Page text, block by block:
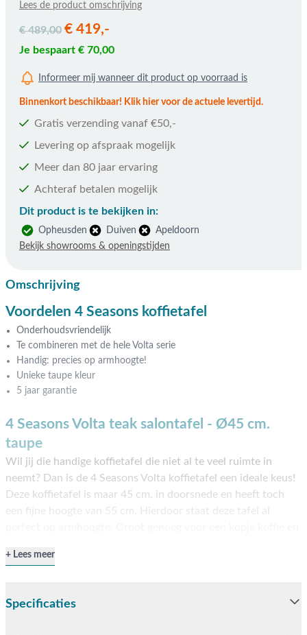
Lees de product omschrijving
€ 489,00 € 419,-
Je bespaart € 70,00
Informeer mij wanneer dit product op voorraad is
Binnenkort beschikbaar! Klik hier voor de actuele levertijd.
Gratis verzending vanaf €50,-
Levering op afspraak mogelijk
Meer dan 80 jaar ervaring
Achteraf betalen mogelijk
Dit product is te bekijken in:
Opheusden Duiven
Apeldoorn
Bekijk showrooms & openingstijden
Omschrijving
Voordelen 4 Seasons koffietafel
Onderhoudsvriendelijk
Te combineren met de hele Volta serie
Handig: precies op armhoogte!
Unieke taupe kleur
5 jaar garantie
4 Seasons Volta teak salontafel - Ø45 cm.
taupe
Wil jij die handige koffietafel die niet al te veel ruimte in
neemt? Dan is de 4 Seasons Volta koffietafel een ideale keus!
Deze koffietafel is maar 45 cm. in doorsnede en heeft toch
een fijne hoogte van 55 cm. Hierdoor staat deze tafel al
teakhout en de mooie 'latte' kleur, is deze bijzettafel
om een complete set neer te zetten. Bestellen kan direct
Lees meer
Specificaties